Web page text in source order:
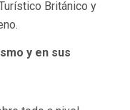
Británico y
y en sus